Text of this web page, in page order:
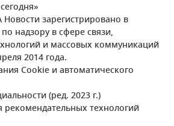
зарегистрировано в
надзору в сфере связи,
и массовых коммуникаций
2014 года.
Cookie и автоматического
(ред. 2023 г.)
технологий